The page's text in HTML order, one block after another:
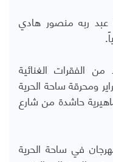
عبد ربه منصور هادي
الفقرات الغنائية
ومحرقة ساحة الحرية
حاشدة من شارع
في ساحة الحرية